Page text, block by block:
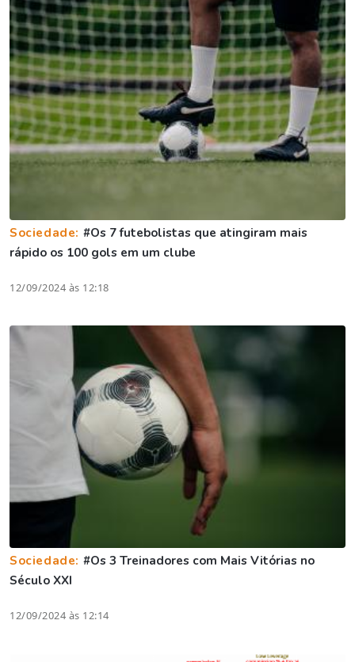
Sociedade: #Os 7 futebolistas que atingiram mais
rápido os 100 gols em um clube
12/09/2024 às 12:18
Sociedade: #Os 3 Treinadores com Mais Vitórias no
Século XXI
12/09/2024 às 12:14